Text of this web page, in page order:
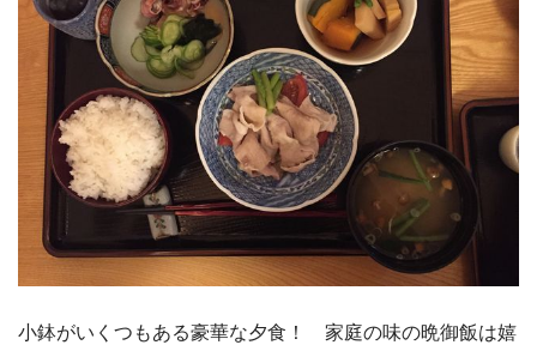
小鉢がいくつもある豪華な夕食！ 家庭の味の晩御飯は嬉